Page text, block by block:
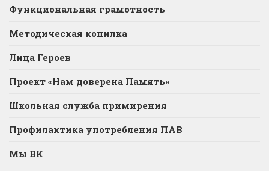
Функциональная грамотность
Методическая копилка
Лица Героев
Проект «Нам доверена Память»
Школьная служба примирения
Профилактика употребления ПАВ
Мы ВК